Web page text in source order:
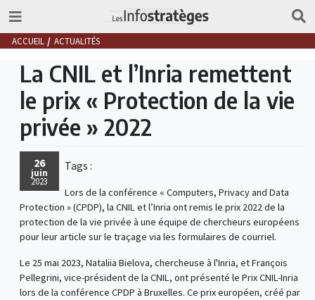
ACCUEIL ACTUALITÉS
La CNIL et l’Inria remettent
le prix « Protection de la vie
privée » 2022
26
juin
2023
Tags :
Lors de la conférence « Computers, Privacy and Data
Protection » (CPDP), la CNIL et l’Inria ont remis le prix 2022 de la
protection de la vie privée à une équipe de chercheurs européens
pour leur article sur le traçage via les formulaires de courriel.
Le 25 mai 2023, Nataliia Bielova, chercheuse à l'Inria, et François
Pellegrini, vice-président de la CNIL, ont présenté le Prix CNIL-Inria
lors de la conférence CPDP à Bruxelles. Ce prix européen, créé par